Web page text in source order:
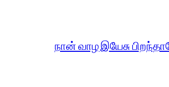
நான் வாழ இயேசு